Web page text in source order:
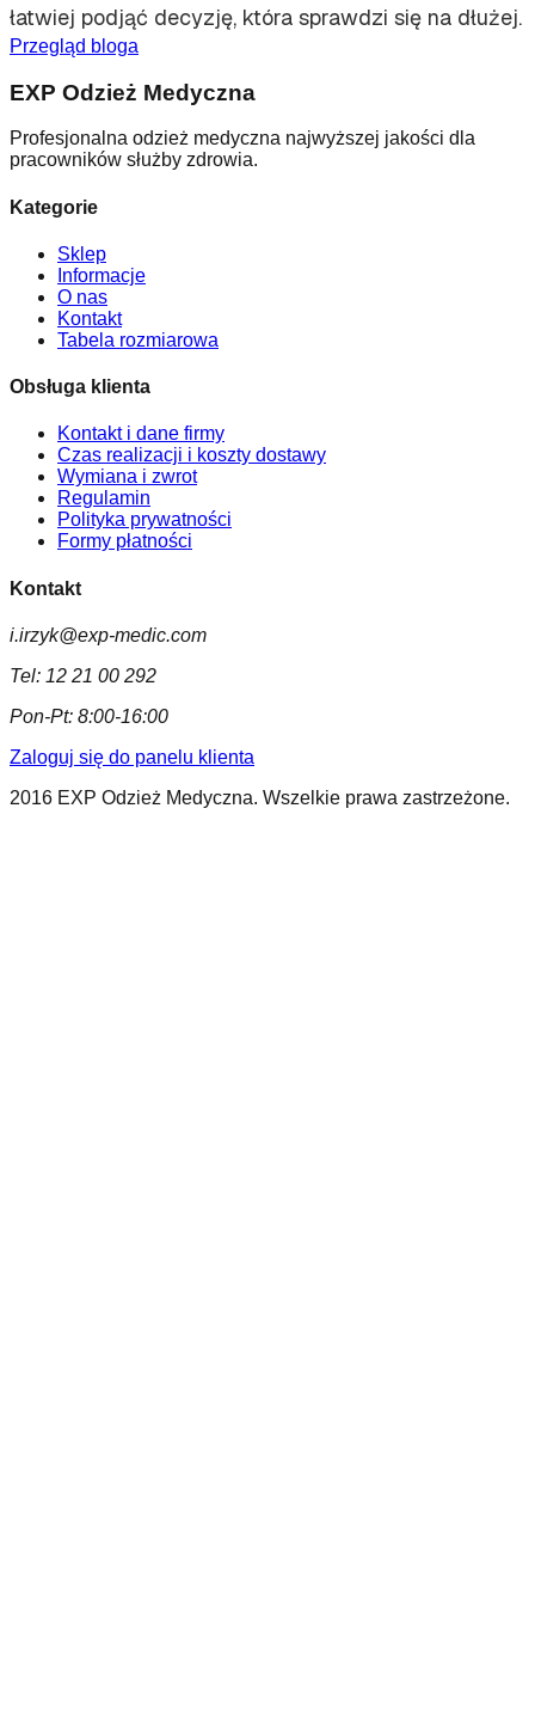
łatwiej podjąć decyzję, która sprawdzi się na dłużej.
Przegląd bloga
EXP Odzież Medyczna
Profesjonalna odzież medyczna najwyższej jakości dla
pracowników służby zdrowia.
Kategorie
Sklep
Informacje
O nas
Kontakt
Tabela rozmiarowa
Obsługa klienta
Kontakt i dane firmy
Czas realizacji i koszty dostawy
Wymiana i zwrot
Regulamin
Polityka prywatności
Formy płatności
Kontakt
i.irzyk@exp-medic.com
Tel: 12 21 00 292
Pon-Pt: 8:00-16:00
Zaloguj się do panelu klienta
2016 EXP Odzież Medyczna. Wszelkie prawa zastrzeżone.